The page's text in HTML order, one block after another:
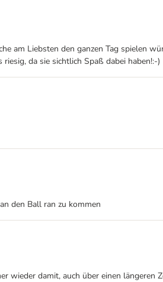
am Liebsten den ganzen Tag spielen
da sie sichtlich Spaß dabei haben!:-)
den Ball ran zu kommen
wieder damit, auch über einen längeren